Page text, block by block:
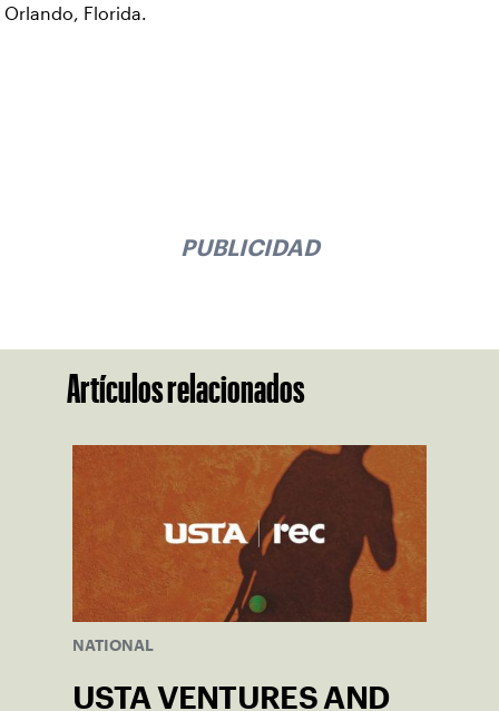
Orlando, Florida.
PUBLICIDAD
Artículos relacionados
NATIONAL
USTA VENTURES AND